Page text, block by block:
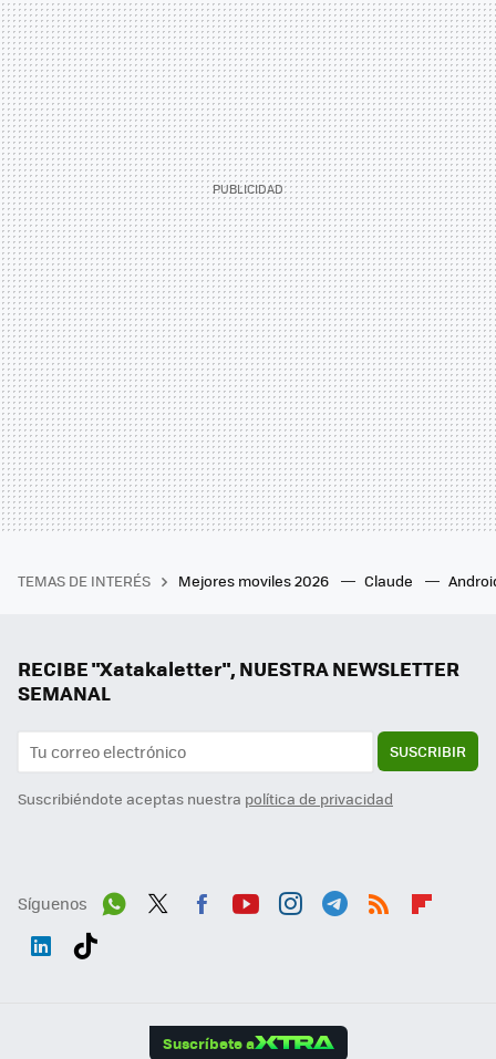
TEMAS DE INTERÉS Mejores moviles 2026 Claude
RECIBE "Xatakaletter", NUESTRA NEWSLETTER
SEMANAL
SUSCRIBIR
Suscribiéndote aceptas nuestra política de privacidad
Síguenos
Suscríbete a